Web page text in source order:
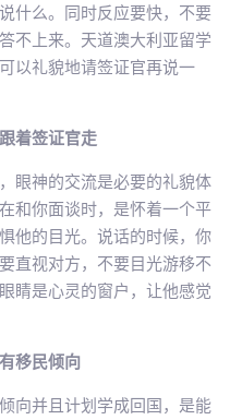
什么。同时反应要快，不要
不上来。天道澳大利亚留学
以礼貌地请签证官再说一
着签证官走
眼神的交流是必要的礼貌体
和你面谈时，是怀着一个平
他的目光。说话的时候，你
直视对方，不要目光游移不
睛是心灵的窗户，让他感觉
移民倾向
向并且计划学成回国，是能